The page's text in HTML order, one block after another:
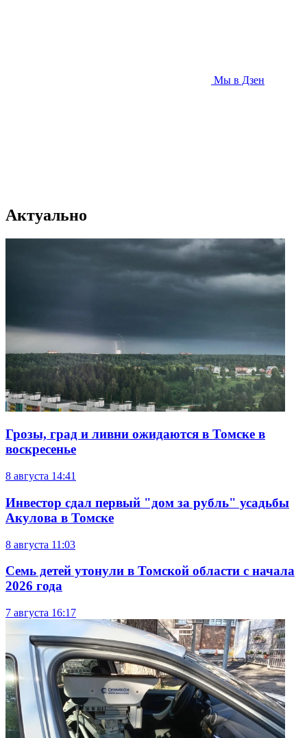
Мы в Дзен
Актуально
Грозы, град и ливни ожидаются в Томске в
воскресенье
8 августа 14:41
Инвестор сдал первый "дом за рубль" усадьбы
Акулова в Томске
8 августа 11:03
Семь детей утонули в Томской области с начала
2026 года
7 августа 16:17